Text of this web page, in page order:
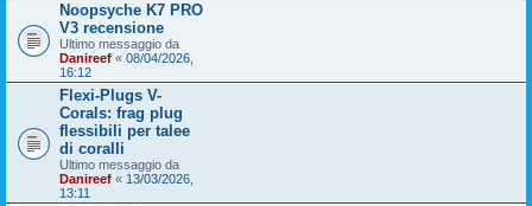
Noopsyche K7 PRO
V3 recensione
Ultimo messaggio da
Danireef « 08/04/2026,
16:12
Flexi-Plugs V-
Corals: frag plug
flessibili per talee
di coralli
Ultimo messaggio da
Danireef « 13/03/2026,
13:11